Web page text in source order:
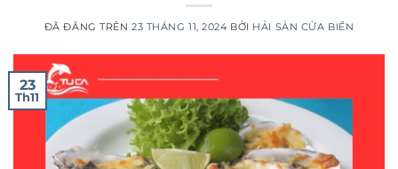
ĐÃ ĐĂNG TRÊN 23 THÁNG 11, 2024 BỞI HẢI SẢN CỬA BIỂN
23
Th11